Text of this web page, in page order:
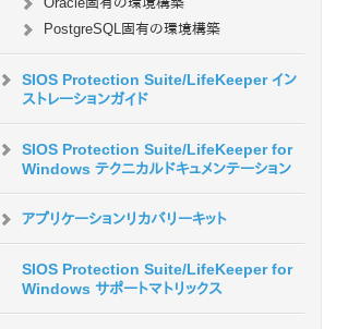
PostgreSQL固有の環境構築
SIOS Protection Suite/LifeKeeper イン
ストレーションガイド
SIOS Protection Suite/LifeKeeper for
Windows テクニカルドキュメンテーション
アプリケーションリカバリーキット
SIOS Protection Suite/LifeKeeper for
Windows サポートマトリックス